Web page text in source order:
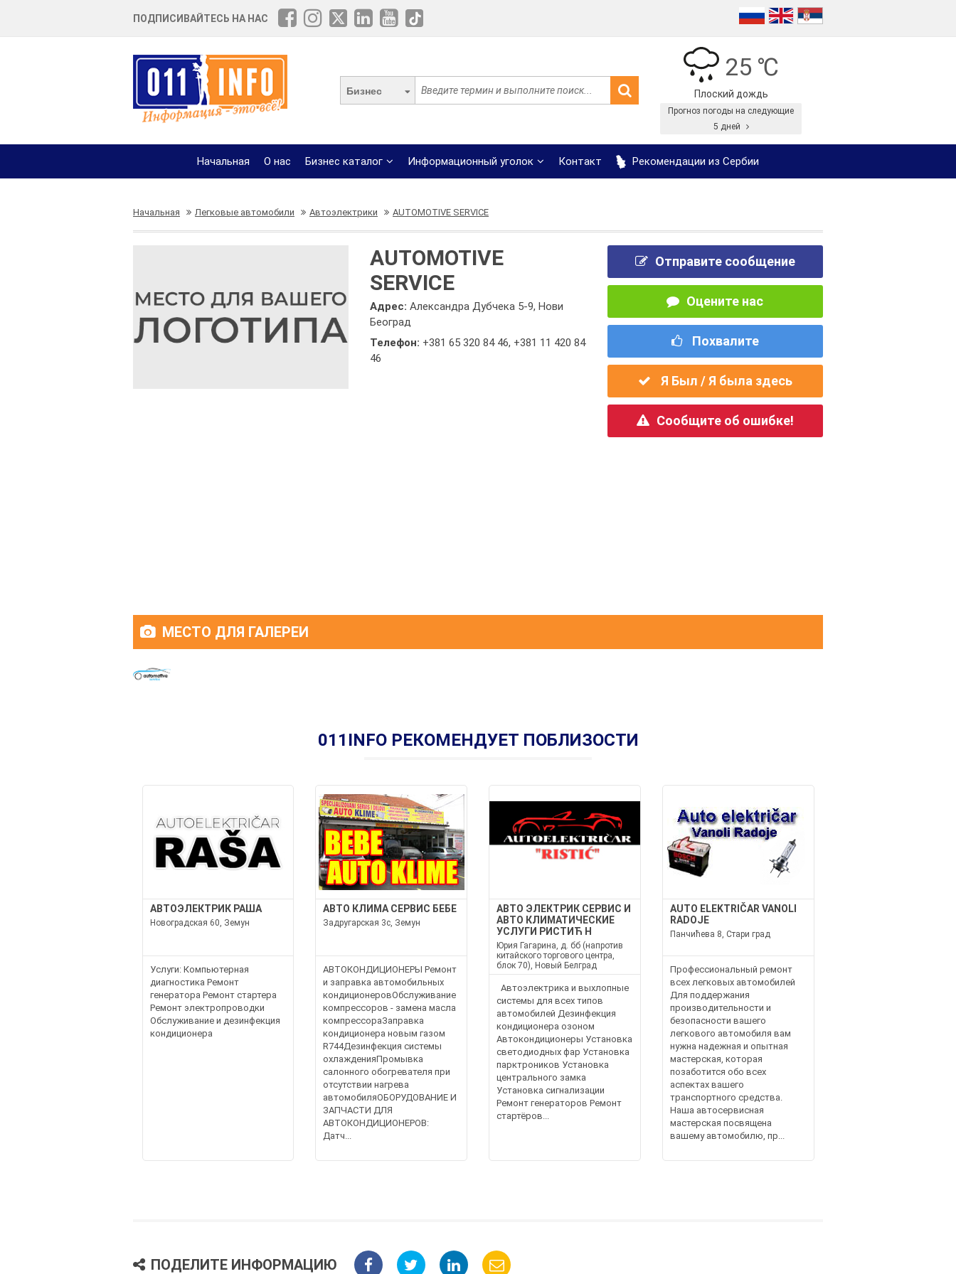
ПОДПИСИВАЙТЕСЬ НА НАС
Бизнес
25 ℃
Плоский дождь
Прогноз погоды на следующие
5 дней
Начальная О нас Бизнес каталог Информационный уголок Контакт Рекомендации из Сербии
Начальная Легковые автомобили Автоэлектрики AUTOMOTIVE SERVICE
AUTOMOTIVE
SERVICE
Адрес:Александра Дубчека 5-9, Нови
Београд
Телефон: +381 65 320 84 46, +381 11 420 84
46
Отправите сообщение
Оцените нас
Похвалите
Я Был / Я была здесь
Сообщите об ошибке!
МЕСТО ДЛЯ ГАЛЕРЕИ
011INFO РЕКОМЕНДУЕТ ПОБЛИЗОСТИ
АВТОЭЛЕКТРИК РАША
Новоградская 60, Земун
Услуги: Компьютерная
диагностика Ремонт
генератора Ремонт стартера
Ремонт электропроводки
Обслуживание и дезинфекция
кондиционера
АВТО КЛИМА СЕРВИС БЕБЕ
Задругарская 3с, Земун
АВТОКОНДИЦИОНЕРЫ Ремонт
и заправка автомобильных
кондиционеровОбслуживание
компрессоров - замена масла
компрессораЗаправка
кондиционера новым газом
R744Дезинфекция системы
охлажденияПромывка
салонного обогревателя при
отсутствии нагрева
автомобиляОБОРУДОВАНИЕ И
ЗАПЧАСТИ ДЛЯ
АВТОКОНДИЦИОНЕРОВ:
Датч...
АВТО ЭЛЕКТРИК СЕРВИС И
АВТО КЛИМАТИЧЕСКИЕ
УСЛУГИ РИСТИЋ Н
Юрия Гагарина, д. бб (напротив
китайского торгового центра,
блок 70), Новый Белград
Автоэлектрика и выхлопные
системы для всех типов
автомобилей Дезинфекция
кондиционера озоном
Автокондиционеры Установка
светодиодных фар Установка
парктроников Установка
центрального замка
Установка сигнализации
Ремонт генераторов Ремонт
стартёров...
AUTO ELEKTRIČAR VANOLI
RADOJE
Панчићева 8, Стари град
Профессиональный ремонт
всех легковых автомобилей
Для поддержания
производительности и
безопасности вашего
легкового автомобиля вам
нужна надежная и опытная
мастерская, которая
позаботится обо всех
аспектах вашего
транспортного средства.
Наша автосервисная
мастерская посвящена
вашему автомобилю, пр...
ПОДЕЛИТЕ ИНФОРМАЦИЮ